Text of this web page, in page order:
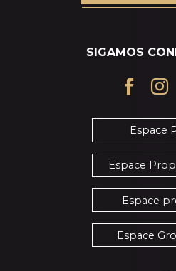
SIGAMOS
Espace
Espace
Espace
Espace